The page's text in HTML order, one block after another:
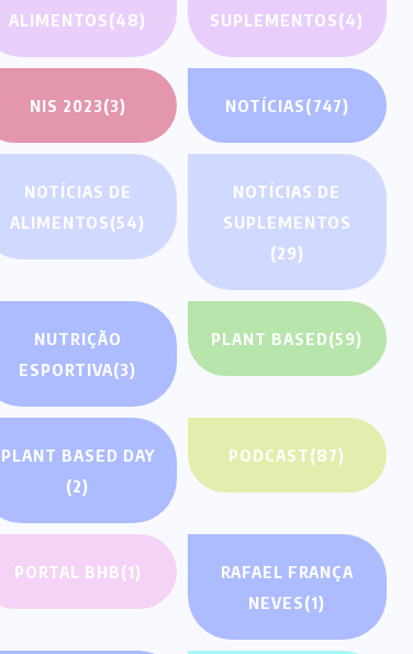
ALIMENTOS(48)
SUPLEMENTOS(4)
NIS 2023(3) NOTÍCIAS(747)
NOTÍCIAS DE
ALIMENTOS(54)
NOTÍCIAS DE
SUPLEMENTOS
(29)
NUTRIÇÃO
ESPORTIVA(3)
PLANT BASED(59)
PLANT BASED DAY
(2)
PODCAST(87)
PORTAL BHB(1)
RAFAEL FRANÇA
NEVES(1)